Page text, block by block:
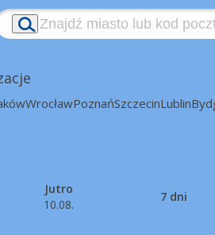
WrocławPoznańSzczecinLublin
Jutro
10.08.
7 dni